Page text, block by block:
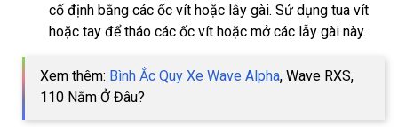
cố định bằng các ốc vít hoặc lẫy gài. Sử dụng tua vít
hoặc tay để tháo các ốc vít hoặc mở các lẫy gài này.
Xem thêm: Bình Ắc Quy Xe Wave Alpha, Wave RXS,
110 Nằm Ở Đâu?